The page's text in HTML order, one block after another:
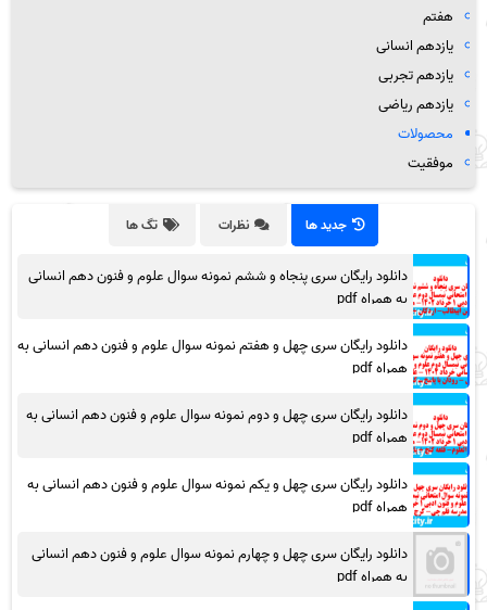
هفتم
یازدهم انسانی
یازدهم تجربی
یازدهم ریاضی
محصولات
موفقیت
جدید ها نظرات تگ ها
دانلود رایگان سری پنجاه و ششم نمونه سوال علوم و فنون دهم انسانی
به همراه pdf
دانلود رایگان سری چهل و هفتم نمونه سوال علوم و فنون دهم انسانی به
همراه pdf
دانلود رایگان سری چهل و دوم نمونه سوال علوم و فنون دهم انسانی به
همراه pdf
دانلود رایگان سری چهل و یکم نمونه سوال علوم و فنون دهم انسانی به
همراه pdf
دانلود رایگان سری چهل و چهارم نمونه سوال علوم و فنون دهم انسانی
به همراه pdf